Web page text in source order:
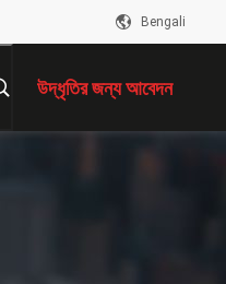
Bengali
উদ্ধৃতির জন্য আবেদন